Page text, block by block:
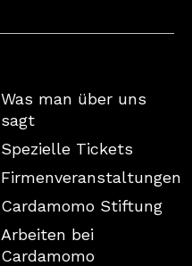
Was man über uns
sagt
Spezielle Tickets
Firmenveranstaltungen
Cardamomo Stiftung
Arbeiten bei
Cardamomo